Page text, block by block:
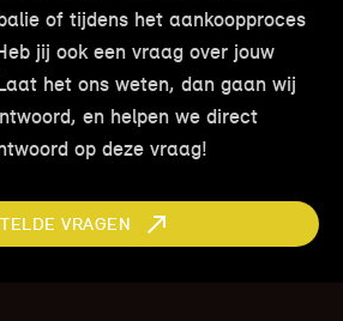
of tijdens het aankoopproces
jij ook een vraag over jouw
het ons weten, dan gaan wij
en helpen we direct
op deze vraag!
VRAGEN